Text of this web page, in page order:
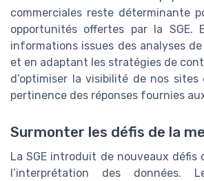
commerciales reste déterminante
opportunités offertes par la SGE.
informations issues des analyses
et en adaptant les stratégies de
d’optimiser la visibilité de nos sites
pertinence des réponses fournies
Surmonter les défis de la
La SGE introduit de nouveaux défis
l’interprétation des données.